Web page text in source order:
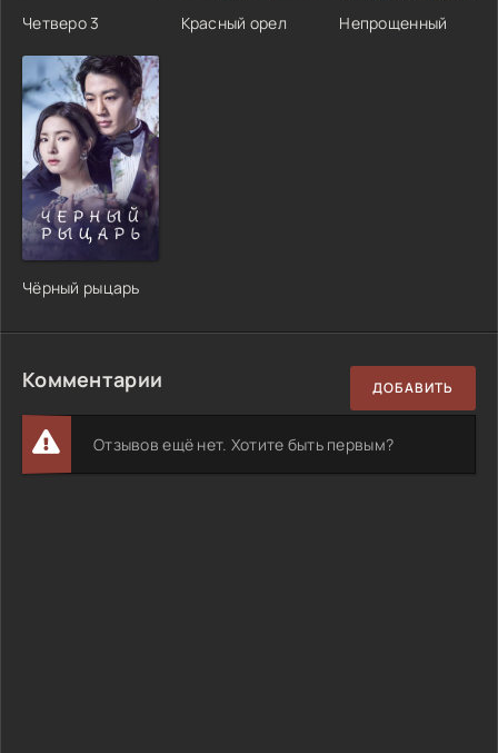
Четверо 3 Красный орел Непрощенный
Чёрный рыцарь
Комментарии ДОБАВИТЬ
Отзывов ещё нет. Хотите быть первым?